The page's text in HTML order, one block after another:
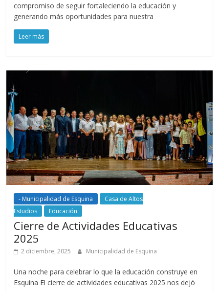
compromiso de seguir fortaleciendo la educación y
generando más oportunidades para nuestra
Leer más
- Municipalidad de Esquina
Casa de Altos
Estudios
Educación
Cierre de Actividades Educativas
2025
2 diciembre, 2025 Municipalidad de Esquina
Una noche para celebrar lo que la educación construye en
Esquina El cierre de actividades educativas 2025 nos dejó